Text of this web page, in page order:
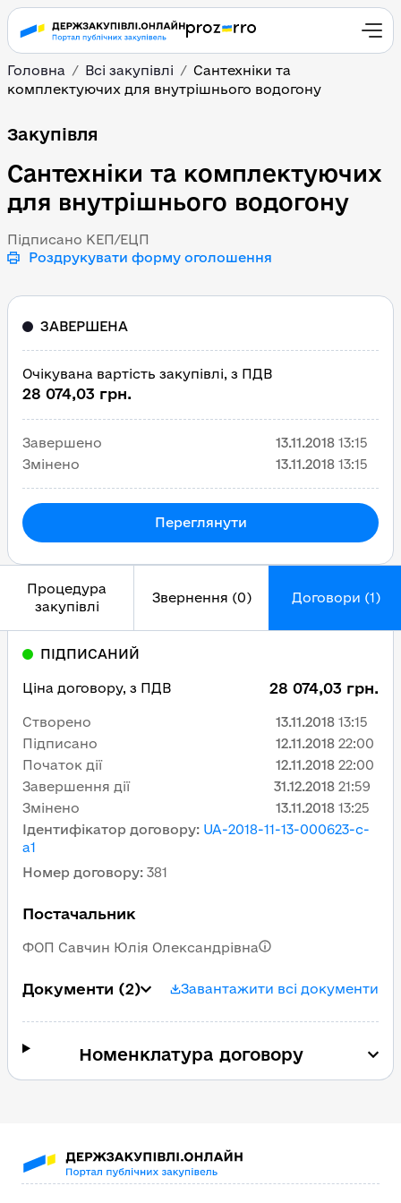
Головна Всі закупівлі
Сантехніки та
комплектуючих для внутрішнього водогону
Сантехніки та
Закупівля
Сантехніки та комплектуючих
для внутрішнього водогону
Підписано КЕП/ЕЦП
Роздрукувати форму оголошення
Процедура
закупівлі
Звернення (0) Договори (1)
Ідентифікатор договору: UA-2018-11-13-000623-c-
a1
Номер договору: 381
Постачальник
ФОП Савчин Юлія Олександрівна
Документи (2) Завантажити всі документи
ПІДПИСАНИЙ
Ціна договору, з ПДВ 28 074,03 грн.
Створено 13.11.2018 13:15
Підписано
12.11.2018 22:00
Початок дії
12.11.2018 22:00
Завершення дії
31.12.2018 21:59
Змінено
13.11.2018 13:25
Номенклатура договору
ЗАВЕРШЕНА
Очікувана вартість закупівлі, з ПДВ
28 074,03 грн.
Завершено 13.11.2018 13:15
Змінено
13.11.2018 13:15
Переглянути